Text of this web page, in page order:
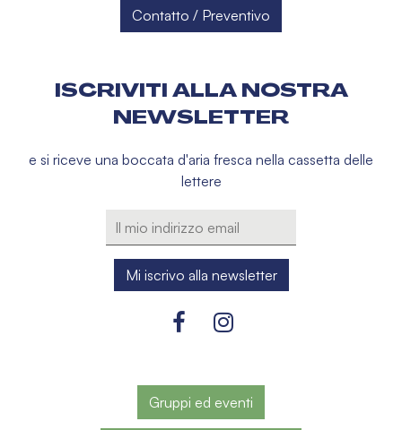
Contatto / Preventivo
ISCRIVITI ALLA NOSTRA
NEWSLETTER
e si riceve una boccata d'aria fresca nella cassetta delle
lettere
Gruppi ed eventi